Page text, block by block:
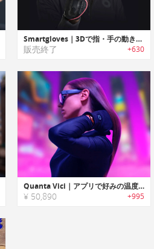
Smartgloves｜3Dで指・手の動きをアニメーション化するモーションキャプチャグローブ「スマートグローブ」
販売終了 +630
Quanta Vici｜アプリで好みの温度に調整可能なスマートグローブ/ソックス「クアンタヴィーチ」
¥ 50,890 +995